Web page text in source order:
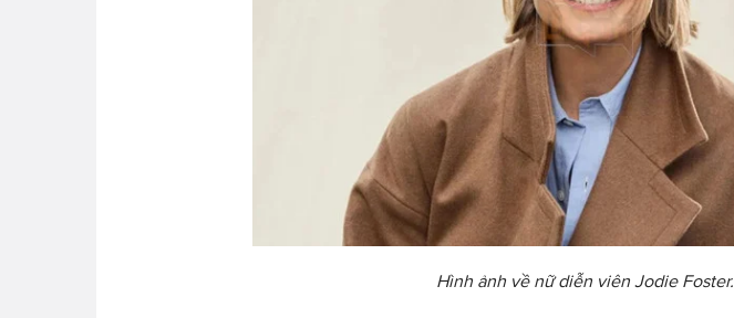
Hình ảnh về nữ diễn viên Jodie Foster.